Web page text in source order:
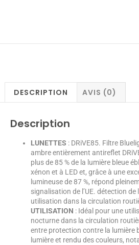
DESCRIPTION AVIS (0)
Description
LUNETTES : DRiVE85. Filtre
ambre entièrement antireflet
plus de 85 % de la lumière bleue
xénon et à LED et, grâce à une
lumineuse de 87 %, répond
signalisation de l’UE. détection
utilisation dans la circulation
UTILISATION : Idéal pour une
nocturne dans la circulation
entre protection contre la lumière
lumière et rendu des couleurs,